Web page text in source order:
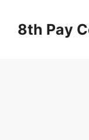
content8th Pay